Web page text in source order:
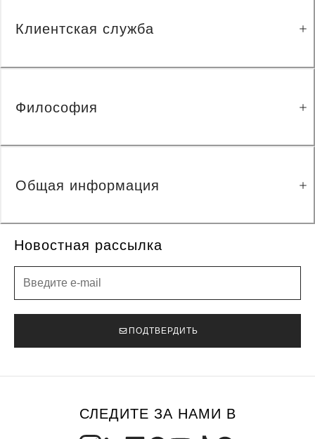
Новостная рассылка
ПОДТВЕРДИТЬ
Клиентская служба
Философия
Общая информация
СЛЕДИТЕ ЗА НАМИ В